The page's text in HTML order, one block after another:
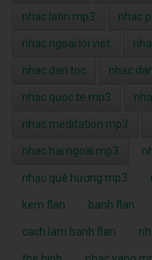
nhac latin mp3 nhac
nhac ngoai loi viet
nhac dan toc nhac
nhac quoc te mp3
nhac meditation mp3
nhac hai ngoai mp3
nhạc quê hương mp3
kem flan banh flan
cach lam banh flan